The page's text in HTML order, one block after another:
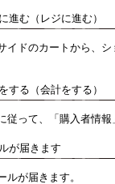
進む（レジに進む）
イドのカートから、
する（会計をする）
従って、「購入者情
が届きます
ルが届きます。